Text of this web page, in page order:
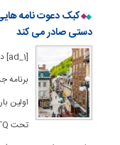
کبک دعوت نامه
دستی صادر می کند
اولین